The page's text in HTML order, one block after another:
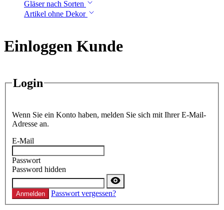
Gläser nach Sorten
Artikel ohne Dekor
Einloggen Kunde
Login
Wenn Sie ein Konto haben, melden Sie sich mit Ihrer E-Mail-
Adresse an.
E-Mail
Passwort
Password hidden
Anmelden Passwort vergessen?